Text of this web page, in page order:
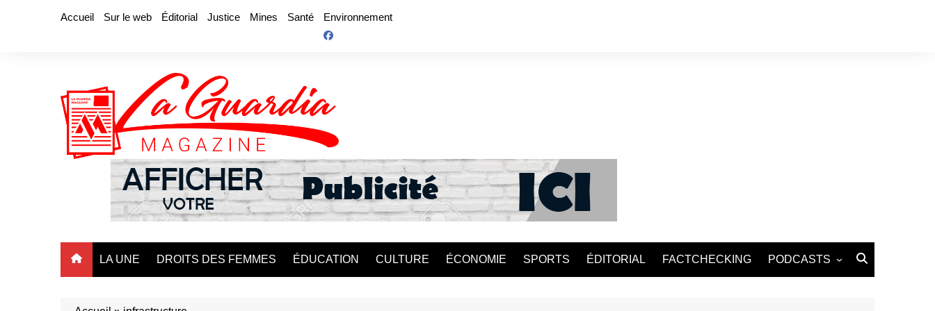
Accueil Sur le web Éditorial Justice Mines Santé Environnement
LA UNE DROITS DES FEMMES ÉDUCATION CULTURE ÉCONOMIE SPORTS ÉDITORIAL FACTCHECKING PODCASTS